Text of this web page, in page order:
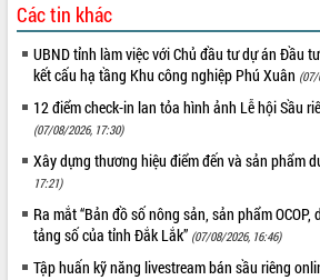
Khởi động Dự án Đầu tư xây dựng hạ
tầng kỹ thuật Cụm công nghiệp Tân
Tiến
Gặp mặt các cơ quan báo chí nhân Kỷ
niệm 101 năm Ngày Báo chí Cách
mạng Việt Nam
Đắk Lắk sơ kết 4 năm triển khai thực
hiện Đề án 06 của Chính phủ
Họp báo thông tin về Hội nghị Công bố
Quy hoạch và Xúc tiến đầu tư tỉnh Đắk
Lắk
Các tin khác
UBND tỉnh làm việc với Chủ đầu tư dự án Đầu
kết cấu hạ tầng Khu công nghiệp Phú Xuân
12 điểm check-in lan tỏa hình ảnh Lễ hội Sầu
(07/08/2026, 17:30)
Xây dựng thương hiệu điểm đến và sản phẩm
17:21)
Ra mắt “Bản đồ số nông sản, sản phẩm
tảng số của tỉnh Đắk Lắk” (07/08/2026, 16:46)
Tập huấn kỹ năng livestream bán sầu riêng